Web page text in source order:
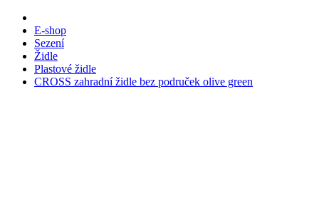
E-shop
Sezení
Židle
Plastové židle
CROSS zahradní židle bez područek olive green